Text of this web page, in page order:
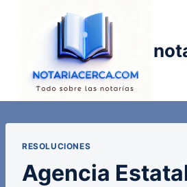
RESOLUCIONES
Agencia